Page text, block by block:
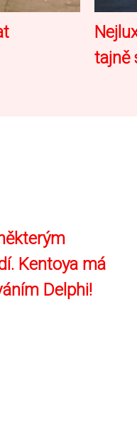
tajně
Kentoya má
Delphi!